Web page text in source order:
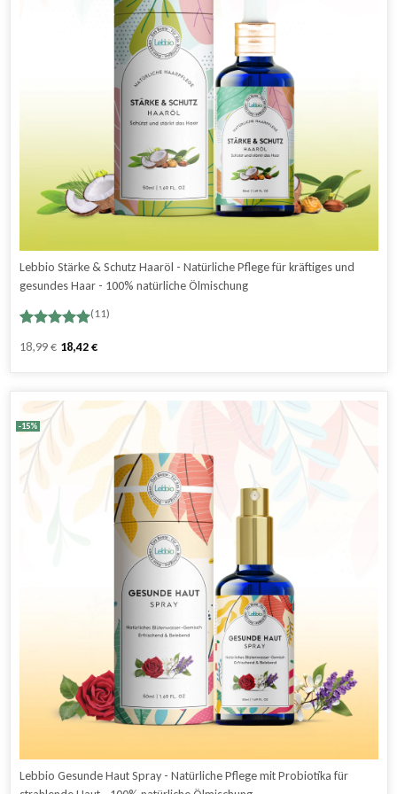
Lebbio Stärke & Schutz Haaröl - Natürliche Pflege für kräftiges und
gesundes Haar - 100% natürliche Ölmischung
mit5.00
Kundenbewertungen
(11)
18,99€
Ursprünglicher
14,99 €
18,42€
Aktueller
8,99 €.
-15%
Lebbio Gesunde Haut Spray - Natürliche Pflege mit Probiotika für